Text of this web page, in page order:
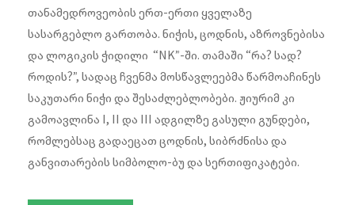
თანამედროვეობის ერთ-ერთი ყველაზე
სასარგებლო გართობა. ნიჭის, ცოდნის, აზროვნებისა
და ლოგიკის ჭიდილი “NK”-ში. თამაში “რა? სად?
როდის?”, სადაც ჩვენმა მოსწავლეებმა წარმოაჩინეს
საკუთარი ნიჭი და შესაძლებლობები. ჟიურიმ კი
გამოავლინა I, II და III ადგილზე გასული გუნდები,
რომლებსაც გადაეცათ ცოდნის, სიბრძნისა და
განვითარების სიმბოლო-ბუ და სერთიფიკატები.